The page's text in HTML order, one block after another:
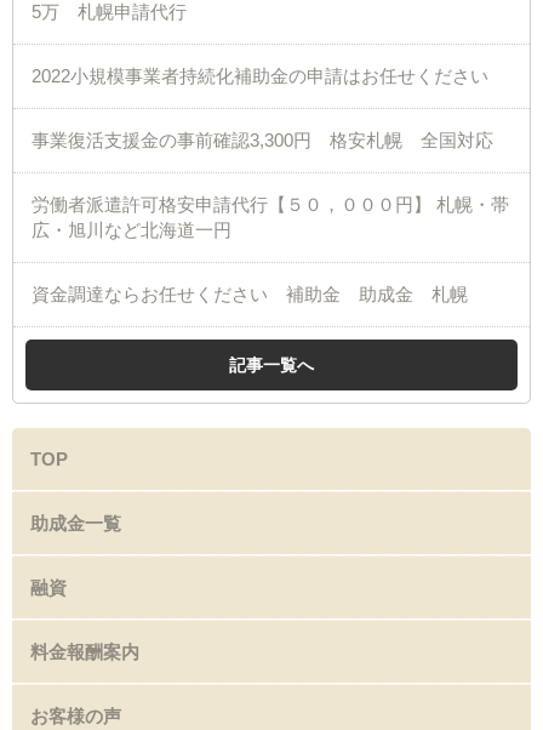
5万 札幌申請代行
2022小規模事業者持続化補助金の申請はお任せください
事業復活支援金の事前確認3,300円 格安札幌 全国対応
労働者派遣許可格安申請代行【５０，０００円】 札幌・帯
広・旭川など北海道一円
資金調達ならお任せください 補助金 助成金 札幌
記事一覧へ
TOP
助成金一覧
融資
料金報酬案内
お客様の声